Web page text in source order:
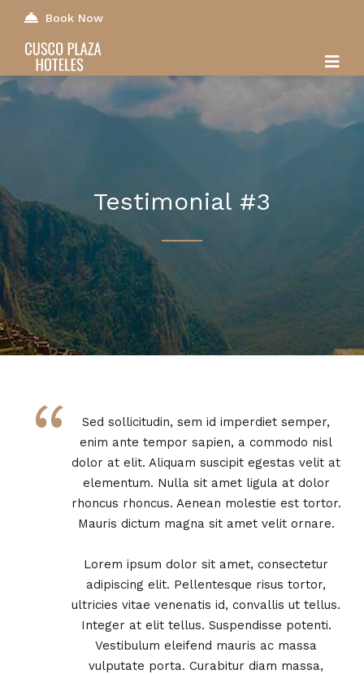
Book Now
Testimonial #3
“
Sed sollicitudin, sem id imperdiet semper,
enim ante tempor sapien, a commodo nisl
dolor at elit. Aliquam suscipit egestas velit at
elementum. Nulla sit amet ligula at dolor
rhoncus rhoncus. Aenean molestie est tortor.
Mauris dictum magna sit amet velit ornare.
Lorem ipsum dolor sit amet, consectetur
adipiscing elit. Pellentesque risus tortor,
ultricies vitae venenatis id, convallis ut tellus.
Integer at elit tellus. Suspendisse potenti.
Vestibulum eleifend mauris ac massa
vulputate porta. Curabitur diam massa,